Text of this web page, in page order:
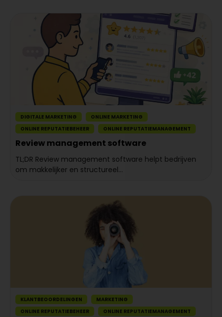
DIGITALE MARKETING
ONLINE MARKETING
ONLINE REPUTATIEBEHEER
ONLINE REPUTATIEMANAGEMENT
Review management software
TL;DR Review management software helpt bedrijven
om makkelijker en structureel...
KLANTBEOORDELINGEN
MARKETING
ONLINE REPUTATIEBEHEER
ONLINE REPUTATIEMANAGEMENT